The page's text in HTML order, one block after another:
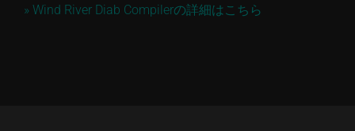
» Wind River Diab Compilerの詳細はこちら